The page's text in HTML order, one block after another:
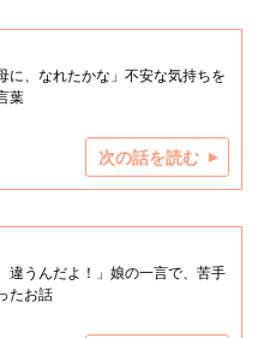
に、なれたかな」不安な気持ちを
葉
次の話を読む
違うんだよ！」娘の一言で、苦手
たお話